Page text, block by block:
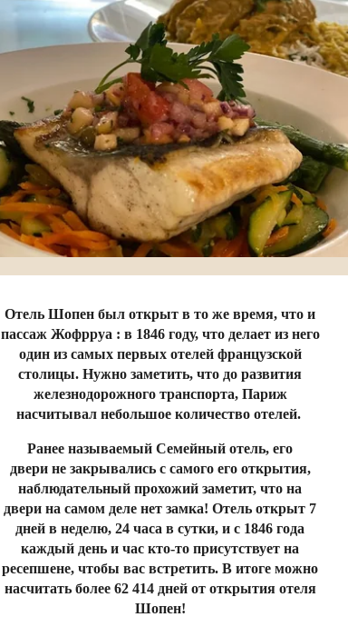
Отель Шопен был открыт в то же время, что и
пассаж Жофрруа : в 1846 году, что делает из него
один из самых первых отелей французской
столицы. Нужно заметить, что до развития
железнодорожного транспорта, Париж
насчитывал небольшое количество отелей.
Ранее называемый Семейный отель, его
двери не закрывались с самого его открытия,
наблюдательный прохожий заметит, что на
двери на самом деле нет замка! Отель открыт 7
дней в неделю, 24 часа в сутки, и с 1846 года
каждый день и час кто-то присутствует на
ресепшене, чтобы вас встретить. В итоге можно
насчитать более 62 414 дней от открытия отеля
Шопен!